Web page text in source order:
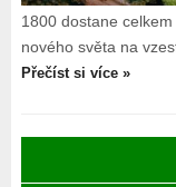
1800 dostane
nového světa na
Přečíst si více »